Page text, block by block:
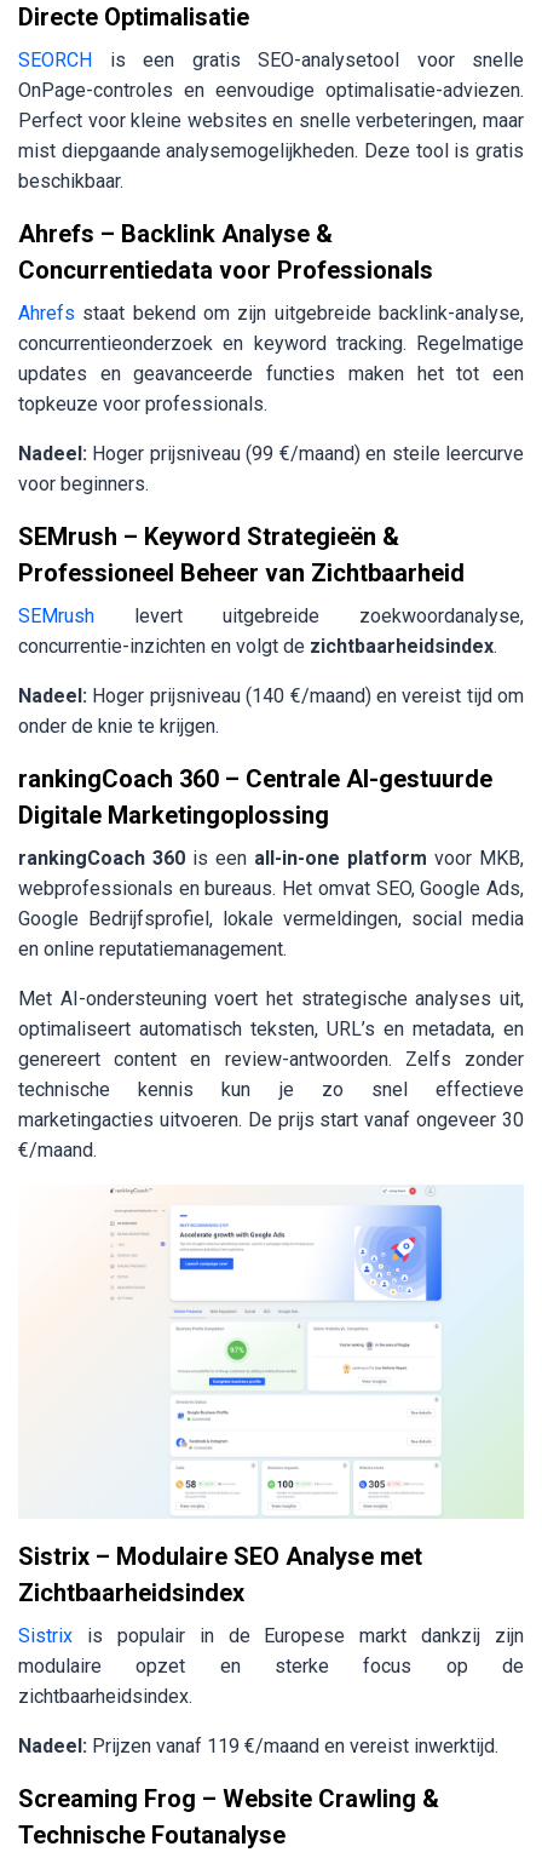
Directe Optimalisatie
SEORCH is een gratis SEO-analysetool voor snelle
OnPage-controles en eenvoudige optimalisatie-adviezen.
Perfect voor kleine websites en snelle verbeteringen, maar
mist diepgaande analysemogelijkheden. Deze tool is gratis
beschikbaar.
Ahrefs – Backlink Analyse &
Concurrentiedata voor Professionals
Ahrefs staat bekend om zijn uitgebreide backlink-analyse,
concurrentieonderzoek en keyword tracking. Regelmatige
updates en geavanceerde functies maken het tot een
topkeuze voor professionals.
Nadeel: Hoger prijsniveau (99 €/maand) en steile leercurve
voor beginners.
SEMrush – Keyword Strategieën &
Professioneel Beheer van Zichtbaarheid
SEMrush levert uitgebreide zoekwoordanalyse,
concurrentie-inzichten en volgt de zichtbaarheidsindex.
Nadeel: Hoger prijsniveau (140 €/maand) en vereist tijd om
onder de knie te krijgen.
rankingCoach 360 – Centrale AI-gestuurde
Digitale Marketingoplossing
rankingCoach 360 is een all-in-one platform voor MKB,
webprofessionals en bureaus. Het omvat SEO, Google Ads,
Google Bedrijfsprofiel, lokale vermeldingen, social media
en online reputatiemanagement.
Met AI-ondersteuning voert het strategische analyses uit,
optimaliseert automatisch teksten, URL’s en metadata, en
genereert content en review-antwoorden. Zelfs zonder
technische kennis kun je zo snel effectieve
marketingacties uitvoeren. De prijs start vanaf ongeveer 30
€/maand.
Sistrix – Modulaire SEO Analyse met
Zichtbaarheidsindex
Sistrix is populair in de Europese markt dankzij zijn
modulaire opzet en sterke focus op de
zichtbaarheidsindex.
Nadeel: Prijzen vanaf 119 €/maand en vereist inwerktijd.
Screaming Frog – Website Crawling &
Technische Foutanalyse